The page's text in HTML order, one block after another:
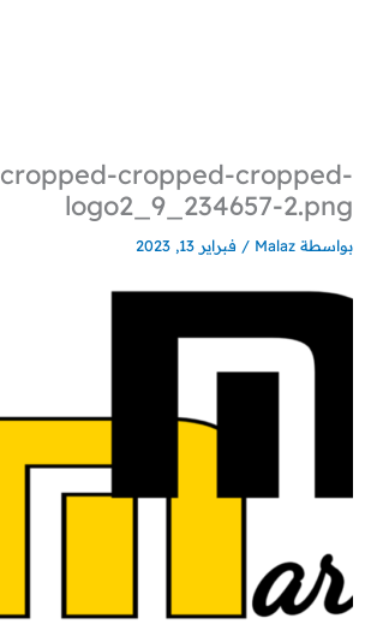
cropped-cropped-cropped-
logo2_9_234657-2.png
بواسطة Malaz
/ فبراير 13, 2023